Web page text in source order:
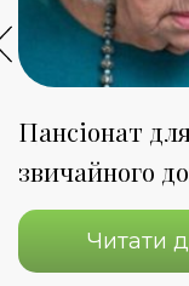
Пансіонат
звичайного
Читати